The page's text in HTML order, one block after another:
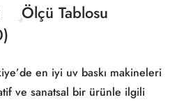
Ölçü Tablosu
en iyi uv baskı makineleri
ve sanatsal bir ürünle ilgili